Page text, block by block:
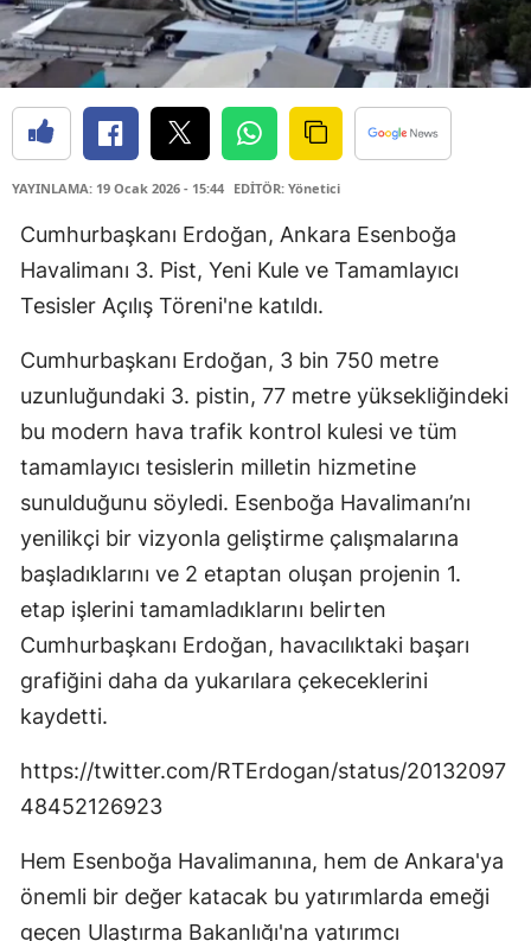
YAYINLAMA: 19 Ocak 2026 - 15:44 EDİTÖR: Yönetici
Cumhurbaşkanı Erdoğan, Ankara Esenboğa
Havalimanı 3. Pist, Yeni Kule ve Tamamlayıcı
Tesisler Açılış Töreni'ne katıldı.
Cumhurbaşkanı Erdoğan, 3 bin 750 metre
uzunluğundaki 3. pistin, 77 metre yüksekliğindeki
bu modern hava trafik kontrol kulesi ve tüm
tamamlayıcı tesislerin milletin hizmetine
sunulduğunu söyledi. Esenboğa Havalimanı’nı
yenilikçi bir vizyonla geliştirme çalışmalarına
başladıklarını ve 2 etaptan oluşan projenin 1.
etap işlerini tamamladıklarını belirten
Cumhurbaşkanı Erdoğan, havacılıktaki başarı
grafiğini daha da yukarılara çekeceklerini
kaydetti.
https://twitter.com/RTErdogan/status/20132097
48452126923
Hem Esenboğa Havalimanına, hem de Ankara'ya
önemli bir değer katacak bu yatırımlarda emeği
geçen Ulaştırma Bakanlığı'na yatırımcı